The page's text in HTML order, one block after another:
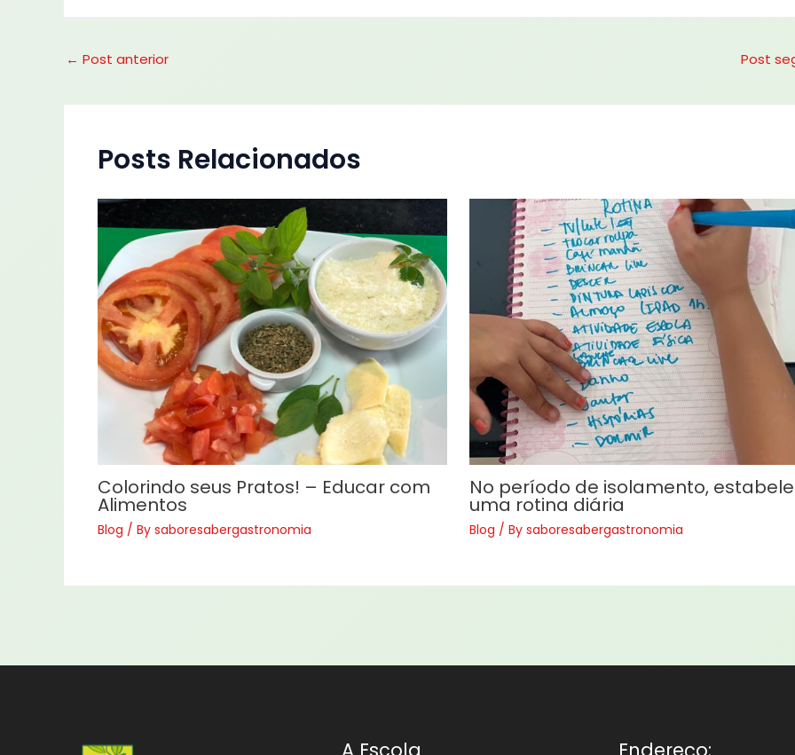
← Post anterior Post
Posts Relacionados
Colorindo seus Pratos! – Educar com
Alimentos
Blog / By saboresabergastronomia
No período de isolamento,
uma rotina diária
Blog / By saboresabergastronomia